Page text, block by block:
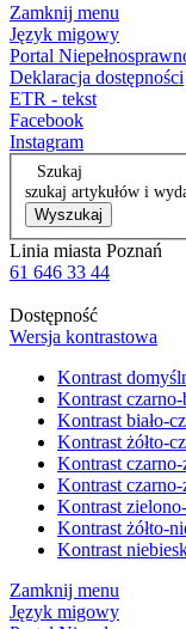
Zamknij menu
Język migowy
Portal
Deklaracja dostępności
ETR - tekst
Facebook
Instagram
Szukaj
szukaj artykułów i
Wyszukaj
Linia miasta Poznań
61 646 33 44
Dostępność
Wersja kontrastowa
Kontrast
Kontrast czarno-
Kontrast biało-
Kontrast żółto-
Kontrast czarno-
Kontrast
Kontrast
Kontrast żółto-
Kontrast
Zamknij menu
Język migowy